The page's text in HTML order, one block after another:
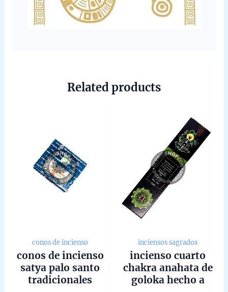
Related products
conos de incienso
conos de incienso
satya palo santo
tradicionales
inciensos sagrados
incienso cuarto
chakra anahata de
goloka hecho a